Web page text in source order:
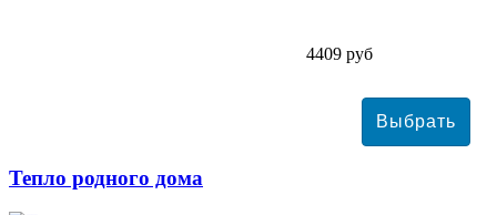
4409 руб
Тепло родного дома